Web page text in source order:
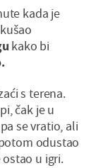
kada je
kako bi
s terena.
čak je u
se vratio, ali
odustao
u igri.